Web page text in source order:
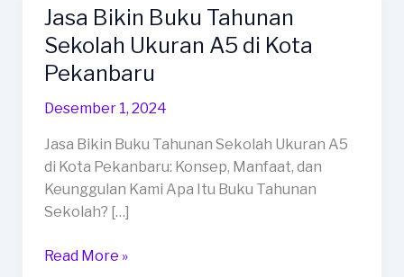
Jasa Bikin Buku Tahunan
Sekolah Ukuran A5 di Kota
Pekanbaru
Desember 1, 2024
Jasa Bikin Buku Tahunan Sekolah Ukuran A5
di Kota Pekanbaru: Konsep, Manfaat, dan
Keunggulan Kami Apa Itu Buku Tahunan
Sekolah? […]
Jasa
Bikin
Buku
Tahunan
Sekolah
A5
di
Kota
Pekanbaru
Read More »